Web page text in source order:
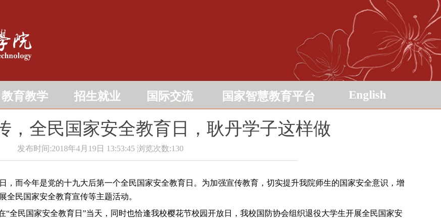
教育教学 招生就业 国际交流 国家智慧教育平台 English
，全民国家安全教育日，耿丹学子这样做
发布时间:2018年4月19日 13:53:45 浏览次数:130
而今年是党的十九大后第一个全民国家安全教育日。为加强宣传教育，切实提升我院师生的国家安全意识，增
全民国家安全教育宣传等主题活动。
全民国家安全教育日”当天，同时也恰逢我校樱花节校园开放日，我校国防协会组织退役大学生开展全民国家安